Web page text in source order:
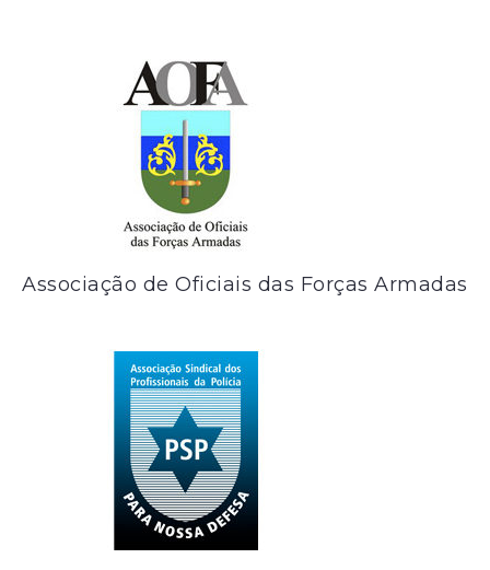
Associação de Oficiais das Forças Armadas